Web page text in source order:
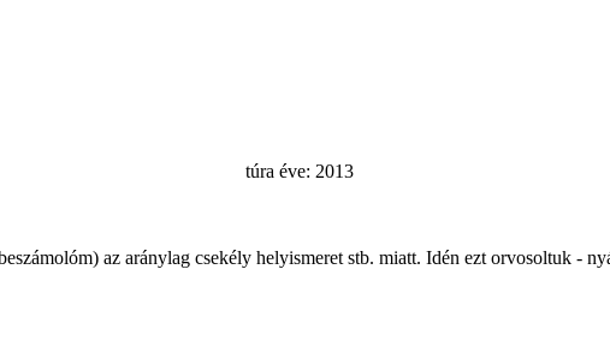
túra éve: 2013
az aránylag csekély helyismeret stb. miatt. Idén ezt orvosoltuk -